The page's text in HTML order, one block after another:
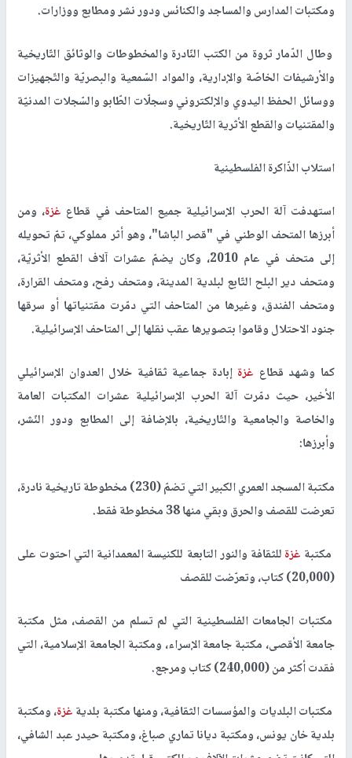
ومكتبات المدارس والمساجد والكنائس ودور نشر ومطابع ووزارات.
وطال الدّمار ثروة من الكتب النّادرة والمخطوطات والوثائق التّاريخية
والأرشيفات الخاصّة والإدارية، والمواد السّمعية والبصريّة والتّجهيزات
ووسائل الحفظ اليدوي والإلكتروني وسجلّات الطّابو والسّجلات المدنيّة
والمقتنيات والقطع الأثرية التّاريخية.
استلاب الذّاكرة الفلسطينية
استهدفت آلة الحرب الإسرائيلية جميع المتاحف في قطاع غزة، ومن
أبرزها المتحف الوطني في "قصر الباشا"، وهو أثر مملوكي، تمّ تحويله
إلى متحف في عام 2010، وكان يضمّ عشرات آلاف القطع الأثريّة،
ومتحف دير البلح التّابع لبلدية المدينة، ومتحف رفح، ومتحف القرارة،
ومتحف الفندق، وغيرها من المتاحف التي دمّرت مقتنياتها أو سرقها
جنود الاحتلال وقاموا بتصويرها عقب نقلها إلى المتاحف الإسرائيلية.
كما وشهد قطاع غزة إبادة جماعية ثقافية خلال العدوان الإسرائيلي
الأخير، حيث دمّرت آلة الحرب الإسرائيلية عشرات المكتبات العامة
والخاصة والجامعية والتّاريخية، بالإضافة إلى المطابع ودور النّشر،
وأبرزها:
مكتبة المسجد العمري الكبير التي تضمّ (230) مخطوطة تاريخية نادرة،
تعرضت للقصف والحرق وبقي منها 38 مخطوطة فقط.
مكتبة غزةللثقافة والنور التابعة للكنيسة المعمدانية التي احتوت على
(20,000) كتاب، وتعرّضت للقصف
مكتبات الجامعات الفلسطينية التي لم تسلم من القصف، مثل مكتبة
جامعة الأقصى، مكتبة جامعة الإسراء، ومكتبة الجامعة الإسلامية، التي
فقدت أكثر من (240,000) كتاب ومرجع.
مكتبات البلديات والمؤسسات الثقافية، ومنها مكتبة بلديةغزة، ومكتبة
بلدية خان يونس، ومكتبة ديانا تماري صباغ، ومكتبة حيدر عبد الشافي،